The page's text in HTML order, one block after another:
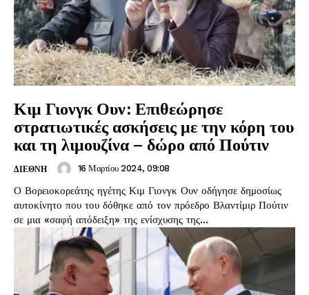
Κιμ Γιονγκ Ουν: Επιθεώρησε
στρατιωτικές ασκήσεις με την κόρη του
και τη λιμουζίνα – δώρο από Πούτιν
ΔΙΕΘΝΗ 16 Μαρτίου 2024, 09:08
Ο Βορειοκορεάτης ηγέτης Κιμ Γιονγκ Ουν οδήγησε δημοσίως
αυτοκίνητο που του δόθηκε από τον πρόεδρο Βλαντίμιρ Πούτιν
σε μια «σαφή απόδειξη» της ενίσχυσης της...